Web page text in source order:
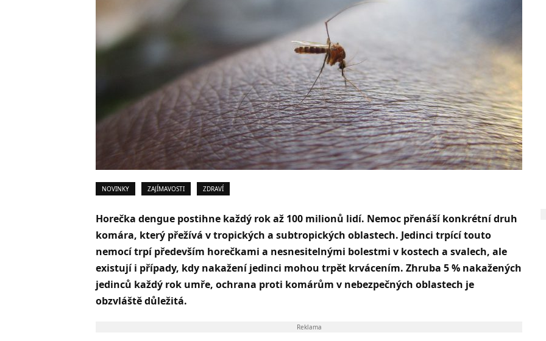
NOVINKY ZAJÍMAVOSTI ZDRAVÍ
Horečka dengue postihne každý rok až 100 milionů lidí. Nemoc přenáší konkrétní druh
komára, který přežívá v tropických a subtropických oblastech. Jedinci trpící touto
nemocí trpí především horečkami a nesnesitelnými bolestmi v kostech a svalech, ale
existují i případy, kdy nakažení jedinci mohou trpět krvácením. Zhruba 5 % nakažených
jedinců každý rok umře, ochrana proti komárům v nebezpečných oblastech je
obzvláště důležitá.
Reklama